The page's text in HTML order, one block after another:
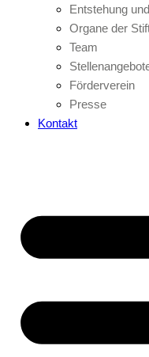
Entstehung
Organe der
Team
Förderverein
Presse
Kontakt